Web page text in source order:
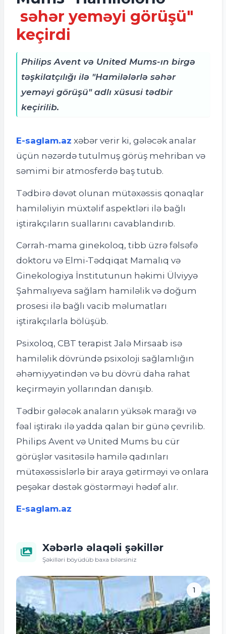
səhər yeməyi görüşü"
keçirdi
Philips Avent və United Mums-ın birgə
təşkilatçılığı ilə "Hamilələrlə səhər
yeməyi görüşü" adlı xüsusi tədbir
keçirilib.
E-saglam.az xəbər verir ki, gələcək analar
üçün nəzərdə tutulmuş görüş mehriban və
səmimi bir atmosferdə baş tutub.
Tədbirə dəvət olunan mütəxəssis qonaqlar
hamiləliyin müxtəlif aspektləri ilə bağlı
iştirakçıların suallarını cavablandırıb.
Cərrah-mama ginekoloq, tibb üzrə fəlsəfə
doktoru və Elmi-Tədqiqat Mamalıq və
Ginekologiya İnstitutunun həkimi Ülviyyə
Şahmalıyeva sağlam hamiləlik və doğum
prosesi ilə bağlı vacib məlumatları
iştirakçılarla bölüşüb.
Psixoloq, CBT terapist Jalə Mirsaab isə
hamiləlik dövründə psixoloji sağlamlığın
əhəmiyyətindən və bu dövrü daha rahat
keçirməyin yollarından danışıb.
Tədbir gələcək anaların yüksək marağı və
fəal iştirakı ilə yadda qalan bir günə çevrilib.
Philips Avent və United Mums bu cür
görüşlər vasitəsilə hamilə qadınları
mütəxəssislərlə bir araya gətirməyi və onlara
peşəkar dəstək göstərməyi hədəf alır.
E-saglam.az
Xəbərlə əlaqəli şəkillər
Şəkilləri böyüdüb baxa bilərsiniz
1